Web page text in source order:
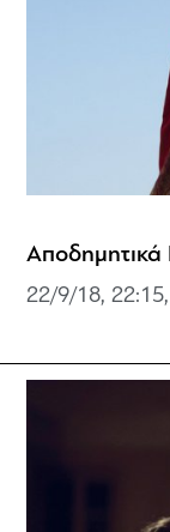
Αποδημητικά
22/9/18,